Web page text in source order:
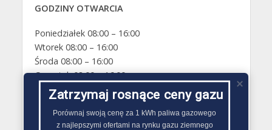
GODZINY OTWARCIA
Poniedziałek 08:00 – 16:00
Wtorek 08:00 – 16:00
Środa 08:00 – 16:00
Czwartek 08:00 – 16:00
Piątek 08:00 – 16:00
Sobota Zamknięte
Niedziela Zamknięte
Zatrzymaj rosnące ceny gazu
Porównaj swoją cenę za 1 kWh paliwa gazowego
z najlepszymi ofertami na rynku gazu ziemnego